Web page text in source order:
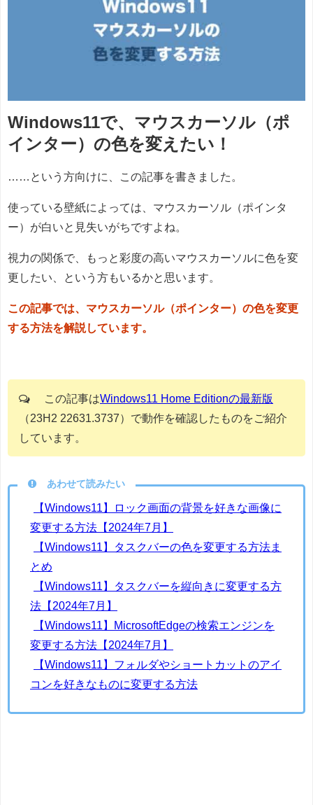
Windows11で、マウスカーソル（ポ
インター）の色を変えたい！
……という方向けに、この記事を書きました。
使っている壁紙によっては、マウスカーソル（ポインタ
ー）が白いと見失いがちですよね。
視力の関係で、もっと彩度の高いマウスカーソルに色を変
更したい、という方もいるかと思います。
この記事では、マウスカーソル（ポインター）の色を変更
する方法を解説しています。
この記事はWindows11 Home Editionの最新版
（23H2 22631.3737）で動作を確認したものをご紹介
しています。
あわせて読みたい
【Windows11】ロック画面の背景を好きな画像に
変更する方法【2024年7月】
【Windows11】タスクバーの色を変更する方法ま
とめ
【Windows11】タスクバーを縦向きに変更する方
法【2024年7月】
【Windows11】MicrosoftEdgeの検索エンジンを
変更する方法【2024年7月】
【Windows11】フォルダやショートカットのアイ
コンを好きなものに変更する方法